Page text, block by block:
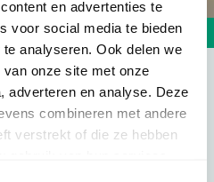
en advertenties te
voor social media te bieden
analyseren. Ook delen we
onze site met onze
adverteren en analyse. Deze
combineren met andere
verstrekt of die ze hebben
Vorige foto